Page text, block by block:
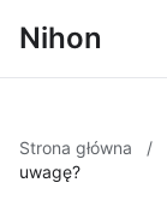
Nihon
Strona główna /
uwagę?